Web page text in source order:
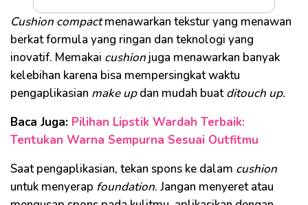
Cushion compactmenawarkan tekstur yang menawan
berkat formula yang ringan dan teknologi yang
inovatif. Memakai cushionjuga menawarkan banyak
kelebihan karena bisa mempersingkat waktu
pengaplikasian make updan mudah buatditouch up.
Baca Juga: Pilihan Lipstik Wardah Terbaik:
Tentukan Warna Sempurna Sesuai Outfitmu
Saat pengaplikasian, tekan spons ke dalam cushion
untuk menyerap foundation. Jangan menyeret atau